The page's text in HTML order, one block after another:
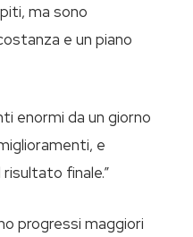
ma sono
e un piano
enormi da un giorno
e
finale.”
progressi maggiori